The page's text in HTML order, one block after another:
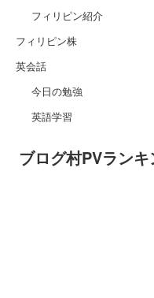
フィリピン紹介
フィリピン株
英会話
今日の勉強
英語学習
ブログ村PVラン